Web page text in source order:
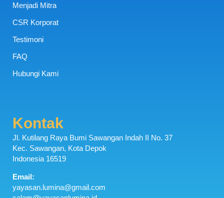
Menjadi Mitra
CSR Korporat
Testimoni
FAQ
Hubungi Kami
Kontak
Jl. Kutilang Raya Bumi Sawangan Indah II No. 37
Kec. Sawangan, Kota Depok
Indonesia 16519
Email:
yayasan.lumina@gmail.com